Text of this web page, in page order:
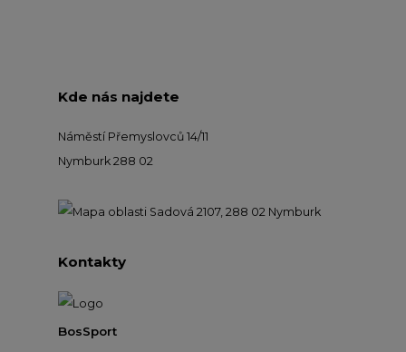
Kde nás najdete
Náměstí Přemyslovců 14/11
Nymburk 288 02
Kontakty
BosSport